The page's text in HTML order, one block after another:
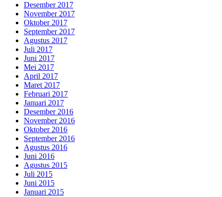
Desember 2017
November 2017
Oktober 2017
September 2017
Agustus 2017
Juli 2017
Juni 2017
Mei 2017
April 2017
Maret 2017
Februari 2017
Januari 2017
Desember 2016
November 2016
Oktober 2016
September 2016
Agustus 2016
Juni 2016
Agustus 2015
Juli 2015
Juni 2015
Januari 2015